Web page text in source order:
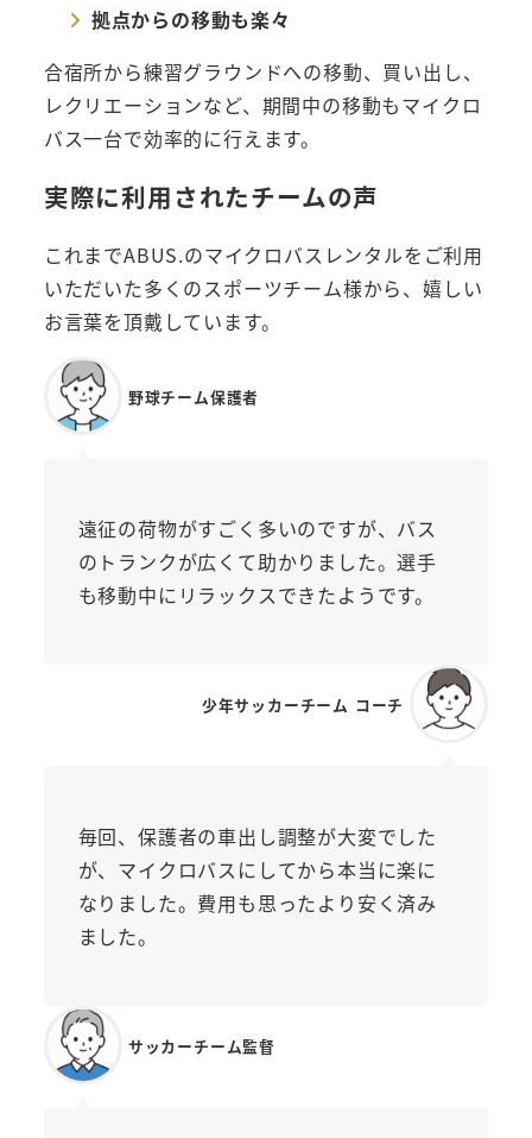
拠点からの移動も楽々
合宿所から練習グラウンドへの移動、買い出し、
レクリエーションなど、期間中の移動もマイクロ
バス一台で効率的に行えます。
実際に利用されたチームの声
これまでABUS.のマイクロバスレンタルをご利用
いただいた多くのスポーツチーム様から、嬉しい
お言葉を頂戴しています。
野球チーム保護者
遠征の荷物がすごく多いのですが、バス
のトランクが広くて助かりました。選手
も移動中にリラックスできたようです。
少年サッカーチーム コーチ
毎回、保護者の車出し調整が大変でした
が、マイクロバスにしてから本当に楽に
なりました。費用も思ったより安く済み
ました。
サッカーチーム監督